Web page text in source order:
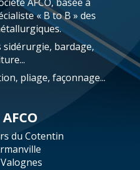
« B to B » des
bardage,
pliage, façonnage...
AFCO
du Cotentin